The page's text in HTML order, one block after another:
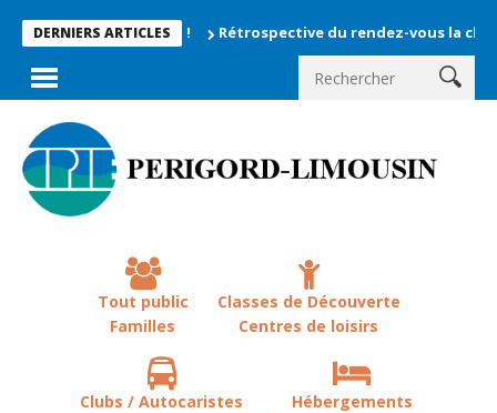
DERNIERS ARTICLESRétrospective du rendez-vous la chevêche
Tout public
Familles
Classes de Découverte
Centres de loisirs
Clubs / Autocaristes
Hébergements